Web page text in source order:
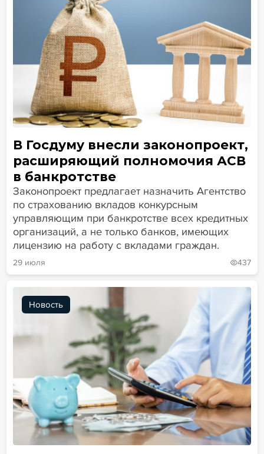
В Госдуму внесли законопроект,
расширяющий полномочия АСВ
в банкротстве
Законопроект предлагает назначить Агентство
по страхованию вкладов конкурсным
управляющим при банкротстве всех кредитных
организаций, а не только банков, имеющих
лицензию на работу с вкладами граждан.
29 июля 437
Новость